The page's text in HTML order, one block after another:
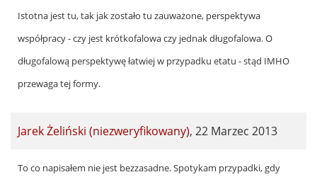
Jarek
Żeliński
(niezweryfikowany)
Istotna jest tu, tak jak zostało tu zauważone, perspektywa
współpracy - czy jest krótkofalowa czy jednak długofalowa. O
długofalową perspektywę łatwiej w przypadku etatu - stąd IMHO
przewaga tej formy.
Jarek Żeliński (niezweryfikowany), 22 Marzec 2013
In
To co napisałem nie jest bezzasadne. Spotykam przypadki, gdy